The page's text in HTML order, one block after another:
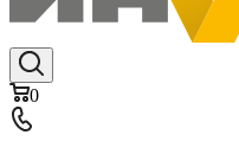
0